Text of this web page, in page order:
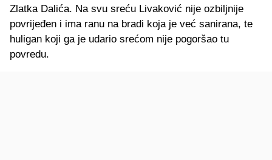
Zlatka Dalića. Na svu sreću Livaković nije ozbiljnije
povrijeđen i ima ranu na bradi koja je već sanirana, te
huligan koji ga je udario srećom nije pogoršao tu
povredu.